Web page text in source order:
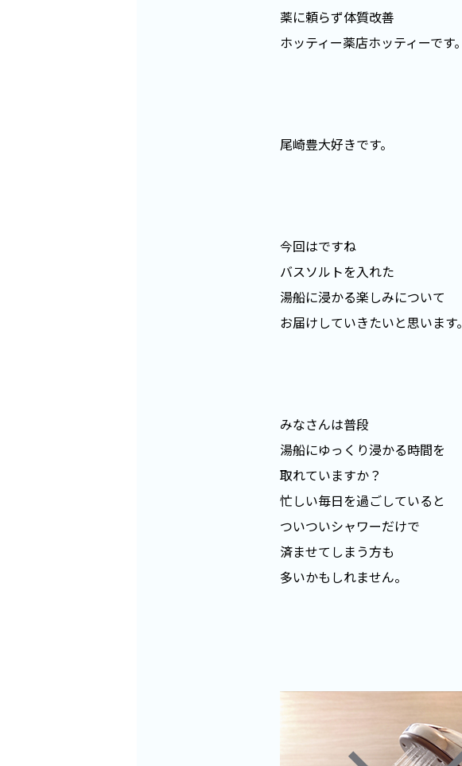
薬に頼らず体質改善
ホッティー薬店ホッティーです。
尾崎豊大好きです。
今回はですね
バスソルトを入れた
湯船に浸かる楽しみについて
お届けしていきたいと思います。
みなさんは普段
湯船にゆっくり浸かる時間を
取れていますか？
忙しい毎日を過ごしていると
ついついシャワーだけで
済ませてしまう方も
多いかもしれません。